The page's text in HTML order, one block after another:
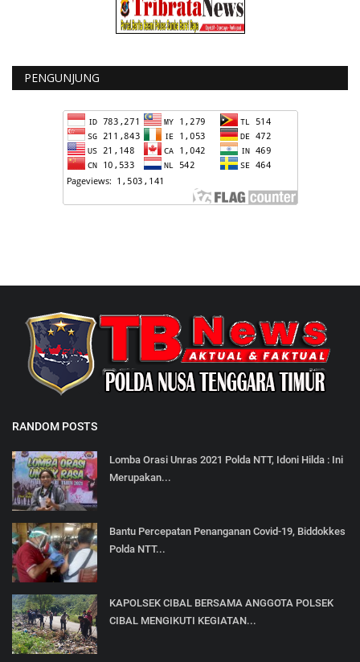
PENGUNJUNG
RANDOM POSTS
Lomba Orasi Unras 2021 Polda NTT, Idoni Hilda : Ini
Merupakan...
Bantu Percepatan Penanganan Covid-19, Biddokkes
Polda NTT...
KAPOLSEK CIBAL BERSAMA ANGGOTA POLSEK
CIBAL MENGIKUTI KEGIATAN...